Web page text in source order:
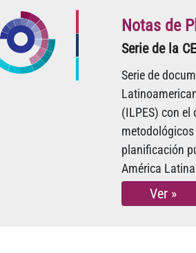
Notas de
Serie de la
Serie de
(ILPES) con
planificación
América
Ver »